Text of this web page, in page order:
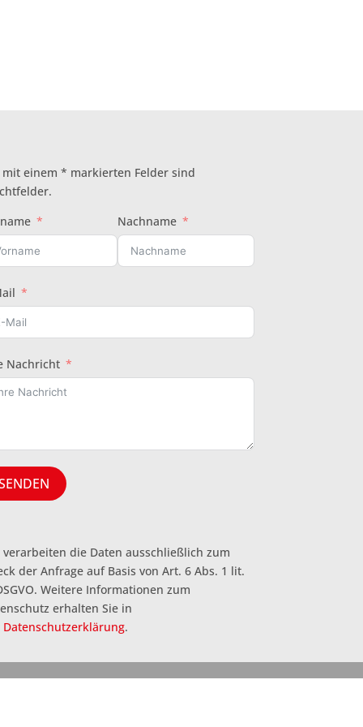
mit einem * markierten Felder sind
Nachname
Nachricht
verarbeiten die Daten ausschließlich zum
der Anfrage auf Basis von Art. 6 Abs. 1 lit.
Weitere Informationen zum
erhalten Sie in
Datenschutzerklärung.